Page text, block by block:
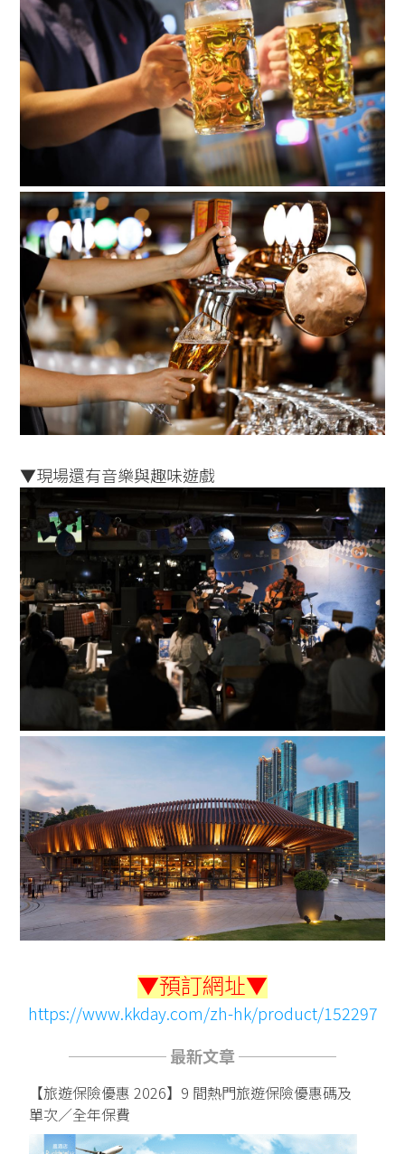
▼現場還有音樂與趣味遊戲
▼預訂網址▼
https://www.kkday.com/zh-hk/product/152297
────── 最新文章 ──────
【旅遊保險優惠 2026】9 間熱門旅遊保險優惠碼及
單次／全年保費